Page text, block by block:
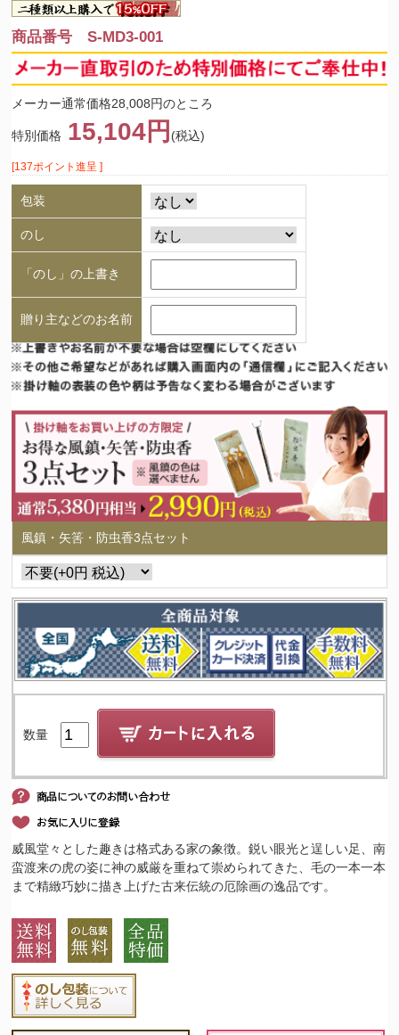
商品番号 S-MD3-001
メーカー通常価格28,008円のところ
特別価格 15,104円 (税込)
[137ポイント進呈 ]
包装
のし
「のし」の上書き
贈り主などのお名前
風鎮・矢筈・防虫香3点セット
数量
威風堂々とした趣きは格式ある家の象徴。鋭い眼光と逞しい足、南
蛮渡来の虎の姿に神の威厳を重ねて崇められてきた、毛の一本一本
まで精緻巧妙に描き上げた古来伝統の厄除画の逸品です。